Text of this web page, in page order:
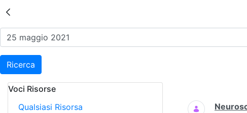
Risultati della Ricerca - Eventi
Ricerca
Voci Risorse
Qualsiasi Risorsa
Ricerca